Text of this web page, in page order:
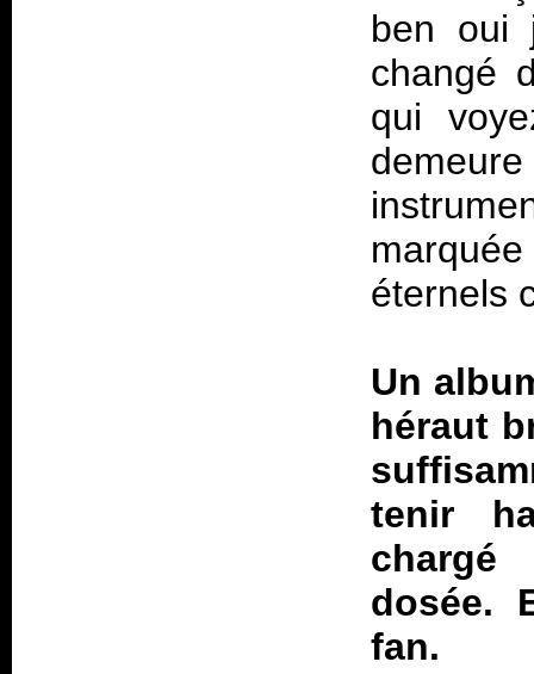
ben oui
changé
qui
éternels
Un
héraut
tenir
chargé
dosée.
fan.